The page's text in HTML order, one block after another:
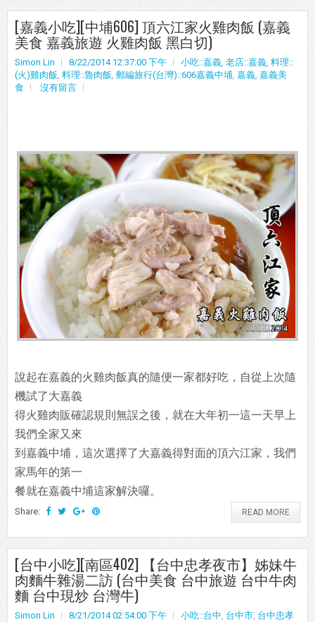
[嘉義小吃][中埔606] 頂六江家火雞肉飯 (嘉義
美食 嘉義旅遊 火雞肉飯 黑白切)
Simon Lin 8/22/2014 12:37:00 下午 小吃::嘉義, 老店::嘉義, 料理::
(火)雞肉飯, 料理::魯肉飯, 郵編旅行(台灣)::606嘉義中埔, 嘉義, 嘉義美
食
沒有留言
說起在嘉義的火雞肉飯真的隨便一家都好吃，自從上次隨
機試了大嘉義
得火雞肉販確認規則無誤之後，就在大年初一這一天早上
我們全家又來
到嘉義中埔，這次選擇了大嘉義得對面的頂六江家，我們
家馬年的第一
餐就在嘉義中埔這家解決囉。
Share: READ MORE
[台中小吃][南區402] 【台中忠孝夜市】姊妹牛
肉麵牛雜湯二訪 (台中美食 台中旅遊 台中牛肉
麵 台中現炒 台灣牛)
Simon Lin 8/21/2014 02:54:00 下午 小吃::台中, 台中市, 台中忠孝